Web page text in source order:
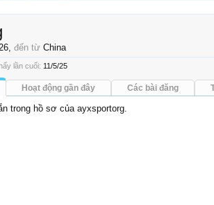
đến từ China
lần cuối: 11/5/25
Hoạt động gần đây Các bài đăng
trong hồ sơ của ayxsportorg.